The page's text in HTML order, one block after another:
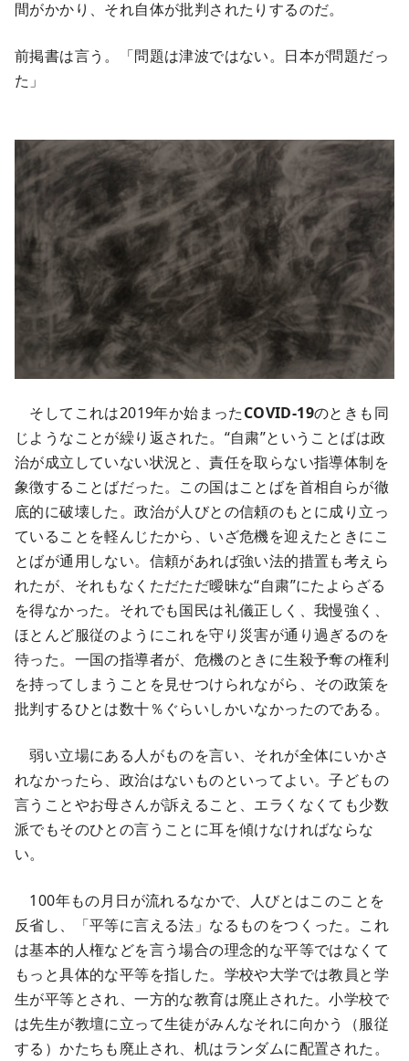
間がかかり、それ自体が批判されたりするのだ。
前掲書は言う。「問題は津波ではない。日本が問題だっ
た」
そしてこれは2019年か始まったCOVID-19のときも同
じようなことが繰り返された。“自粛”ということばは政
治が成立していない状況と、責任を取らない指導体制を
象徴することばだった。この国はことばを首相自らが徹
底的に破壊した。政治が人びとの信頼のもとに成り立っ
ていることを軽んじたから、いざ危機を迎えたときにこ
とばが通用しない。信頼があれば強い法的措置も考えら
れたが、それもなくただただ曖昧な“自粛”にたよらざる
を得なかった。それでも国民は礼儀正しく、我慢強く、
ほとんど服従のようにこれを守り災害が通り過ぎるのを
待った。一国の指導者が、危機のときに生殺予奪の権利
を持ってしまうことを見せつけられながら、その政策を
批判するひとは数十％ぐらいしかいなかったのである。
弱い立場にある人がものを言い、それが全体にいかさ
れなかったら、政治はないものといってよい。子どもの
言うことやお母さんが訴えること、エラくなくても少数
派でもそのひとの言うことに耳を傾けなければならな
い。
100年もの月日が流れるなかで、人びとはこのことを
反省し、「平等に言える法」なるものをつくった。これ
は基本的人権などを言う場合の理念的な平等ではなくて
もっと具体的な平等を指した。学校や大学では教員と学
生が平等とされ、一方的な教育は廃止された。小学校で
は先生が教壇に立って生徒がみんなそれに向かう（服従
する）かたちも廃止され、机はランダムに配置された。